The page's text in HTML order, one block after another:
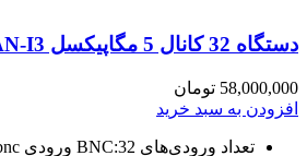
دستگاه 32 کانال 5 مگاپیکسل XVR5232AN-I3 داهوا
58,000,000 تومان
افزودن به سبد خرید
تعداد ورودی‌های BNC:32 ورودی bnc دوربین